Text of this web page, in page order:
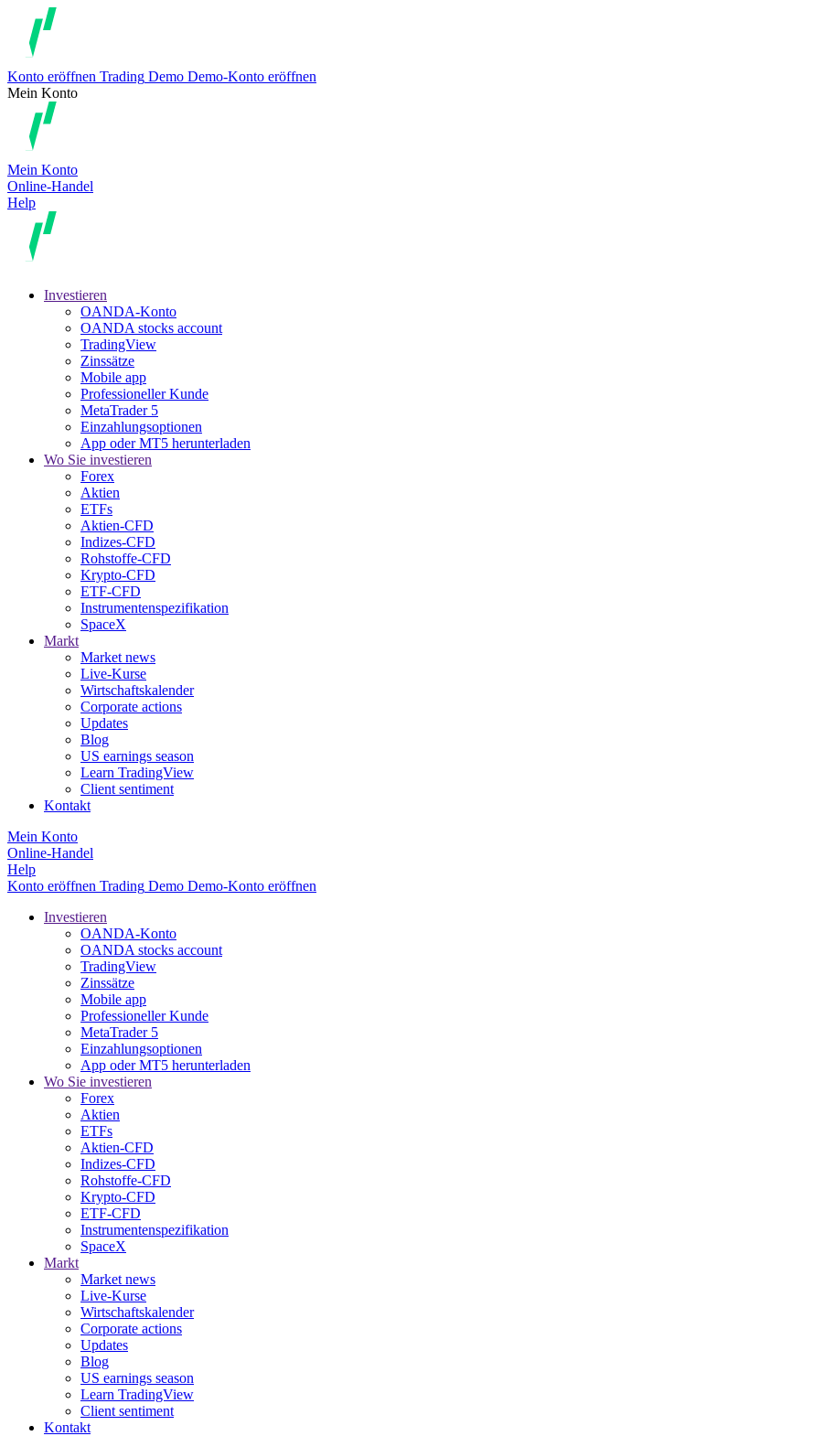
Konto eröffnen Trading Demo Demo-Konto eröffnen
Mein Konto
Mein Konto
Online-Handel
Help
Investieren
OANDA-Konto
OANDA stocks account
TradingView
Zinssätze
Mobile app
Professioneller Kunde
MetaTrader 5
Einzahlungsoptionen
App oder MT5 herunterladen
Wo Sie investieren
Forex
Aktien
ETFs
Aktien-CFD
Indizes-CFD
Rohstoffe-CFD
Krypto-CFD
ETF-CFD
Instrumentenspezifikation
SpaceX
Markt
Market news
Live-Kurse
Wirtschaftskalender
Corporate actions
Updates
Blog
US earnings season
Learn TradingView
Client sentiment
Kontakt
Mein Konto
Online-Handel
Help
Konto eröffnen Trading Demo Demo-Konto eröffnen
Investieren
OANDA-Konto
OANDA stocks account
TradingView
Zinssätze
Mobile app
Professioneller Kunde
MetaTrader 5
Einzahlungsoptionen
App oder MT5 herunterladen
Wo Sie investieren
Forex
Aktien
ETFs
Aktien-CFD
Indizes-CFD
Rohstoffe-CFD
Krypto-CFD
ETF-CFD
Instrumentenspezifikation
SpaceX
Markt
Market news
Live-Kurse
Wirtschaftskalender
Corporate actions
Updates
Blog
US earnings season
Learn TradingView
Client sentiment
Kontakt